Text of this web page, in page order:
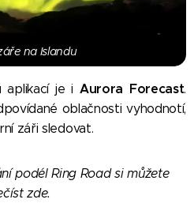
na Islandu
aplikací je i Aurora Forecast.
oblačnosti vyhodnotí,
záři sledovat.
podél Ring Road si můžete
zde.